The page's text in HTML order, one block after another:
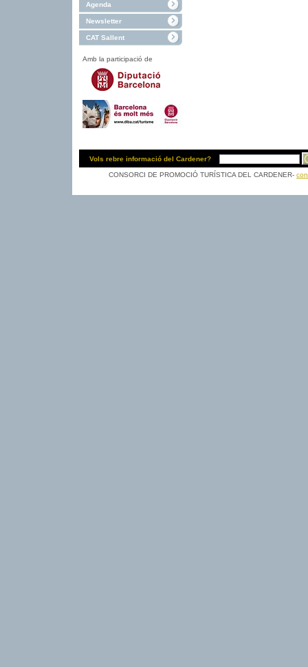
Agenda
Newsletter
CAT Sallent
Amb la participació de
Vols rebre informació del Cardener?
CONSORCI DE PROMOCIÓ TURÍSTICA DEL CARDENER-